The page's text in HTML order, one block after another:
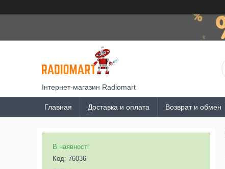
Інтернет-магазин Radiomart
Главная Доставка и оплата Возврат и обмен
В наявності
Код: 76036